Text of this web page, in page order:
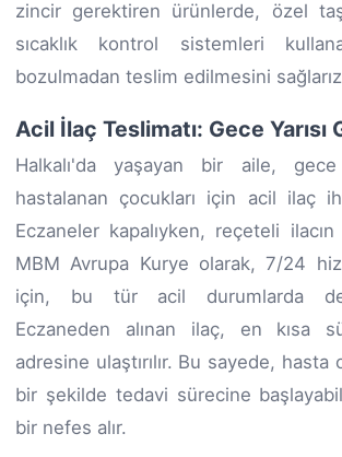
zincir gerektiren ürünlerde, özel
sıcaklık kontrol sistemleri
bozulmadan teslim edilmesini
Acil İlaç Teslimatı: Gece Yarısı
Halkalı'da yaşayan bir aile, gece
hastalanan çocukları için acil ilaç
Eczaneler kapalıyken, reçeteli ilacın
MBM Avrupa Kurye olarak, 7/24
için, bu tür acil durumlarda
Eczaneden alınan ilaç, en kısa
adresine ulaştırılır. Bu sayede, hasta
bir şekilde tedavi sürecine
bir nefes alır.